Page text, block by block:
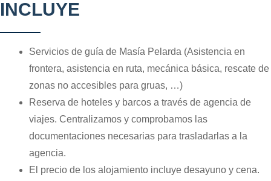
INCLUYE
Servicios de guía de Masía Pelarda (Asistencia en
frontera, asistencia en ruta, mecánica básica, rescate de
zonas no accesibles para gruas, …)
Reserva de hoteles y barcos a través de agencia de
viajes. Centralizamos y comprobamos las
documentaciones necesarias para trasladarlas a la
agencia.
El precio de los alojamiento incluye desayuno y cena.